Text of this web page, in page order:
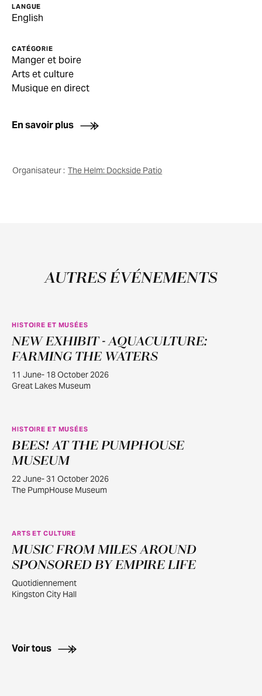
LANGUE
English
CATÉGORIE
Manger et boire
Arts et culture
Musique en direct
En savoir plus
Organisateur : The Helm: Dockside Patio
AUTRES ÉVÉNEMENTS
JUIN
11
HISTOIRE ET MUSÉES
NEW EXHIBIT - AQUACULTURE:
FARMING THE WATERS
11 June- 18 October 2026
Great Lakes Museum
JUIN
22
HISTOIRE ET MUSÉES
BEES! AT THE PUMPHOUSE
MUSEUM
22 June- 31 October 2026
The PumpHouse Museum
JUILL.
30
ARTS ET CULTURE
MUSIC FROM MILES AROUND
SPONSORED BY EMPIRE LIFE
Quotidiennement
Kingston City Hall
Voir tous